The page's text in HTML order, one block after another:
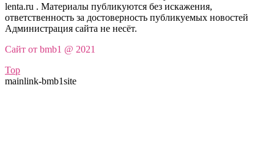
lenta.ru . Материалы публикуются без искажения,
ответственность за достоверность публикуемых новостей
Администрация сайта не несёт.
Сайт от bmb1 @ 2021
Top
mainlink-bmb1site